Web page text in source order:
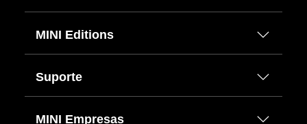
MINI Editions
Suporte
MINI Empresas